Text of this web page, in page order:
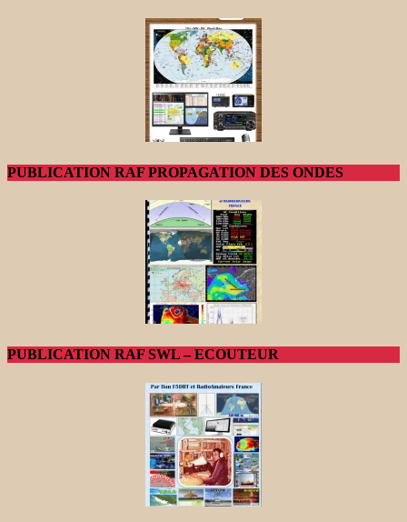
PUBLICATION RAF PROPAGATION DES ONDES
PUBLICATION RAF SWL – ECOUTEUR